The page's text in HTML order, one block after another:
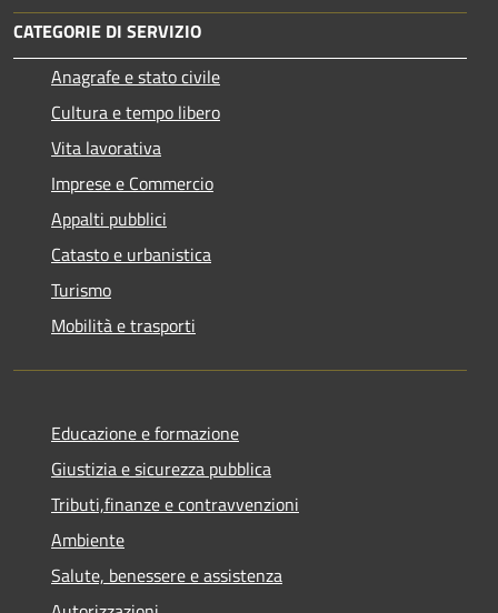
CATEGORIE DI SERVIZIO
Anagrafe e stato civile
Cultura e tempo libero
Vita lavorativa
Imprese e Commercio
Appalti pubblici
Catasto e urbanistica
Turismo
Mobilità e trasporti
Educazione e formazione
Giustizia e sicurezza pubblica
Tributi,finanze e contravvenzioni
Ambiente
Salute, benessere e assistenza